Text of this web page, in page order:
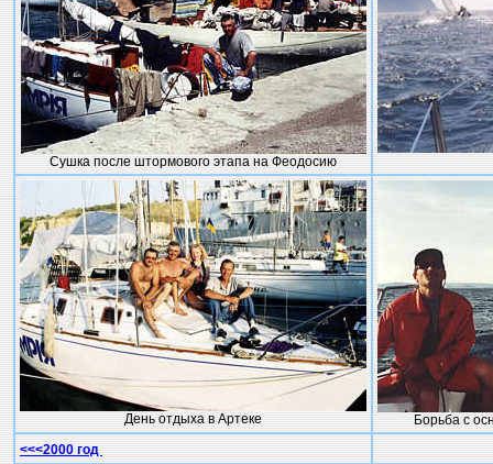
Сушка после штормового этапа на Феодосию
День отдыха в Артеке
Борьба с
<<<2000 год